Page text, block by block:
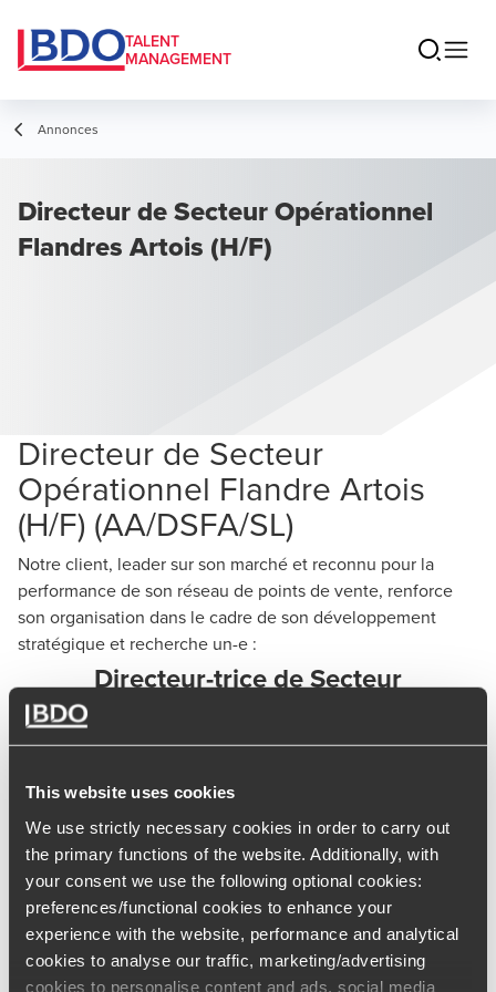
This website uses cookies
We use strictly necessary cookies in order to carry out
the primary functions of the website. Additionally, with
your consent we use the following optional cookies:
preferences/functional cookies to enhance your
experience with the website, performance and analytical
cookies to analyse our traffic, marketing/advertising
cookies to personalise content and ads, social media
TALENT
MANAGEMENT
Annonces
Directeur de Secteur Opérationnel
Flandres Artois (H/F)
Directeur de Secteur
Opérationnel Flandre Artois
(H/F) (AA/DSFA/SL)
Notre client, leader sur son marché et reconnu pour la
performance de son réseau de points de vente, renforce
son organisation dans le cadre de son développement
stratégique et recherche un-e :
Directeur-trice de Secteur
Opérationnel Flandres Artois H/F
Missions
Vous pilotez l’ensemble des activités sur le périmètre des
missions principales de :
Manager un secteur de 122 collaborateurs sur 35
sites.
Définir et mettre en œuvre la stratégie régionale en
cohérence avec la Direction Générale.